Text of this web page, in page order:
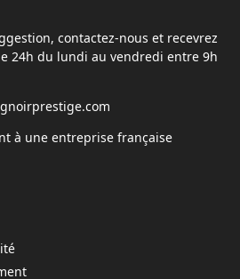
contactez-nous et recevrez
24h du lundi au vendredi entre 9h
à une entreprise française